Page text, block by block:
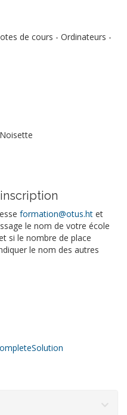
de cours - Ordinateurs -
formation@otus.ht et
le nom de votre école
si le nombre de place
le nom des autres